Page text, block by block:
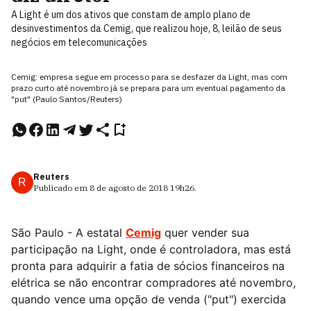
A Light é um dos ativos que constam de amplo plano de
desinvestimentos da Cemig, que realizou hoje, 8, leilão de seus
negócios em telecomunicações
Cemig: empresa segue em processo para se desfazer da Light, mas com
prazo curto até novembro já se prepara para um eventual pagamento da
"put" (Paulo Santos/Reuters)
R
Reuters
Publicado em 8 de agosto de 2018 19h26.
São Paulo - A estatal Cemig quer vender sua
participação na Light, onde é controladora, mas está
pronta para adquirir a fatia de sócios financeiros na
elétrica se não encontrar compradores até novembro,
quando vence uma opção de venda ("put") exercida